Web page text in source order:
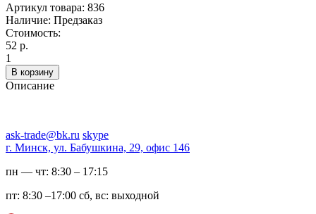
Артикул товара: 836
Наличие: Предзаказ
Стоимость:
52 р.
1
В корзину
Описание
ask-trade@bk.ru skype
г. Минск, ул. Бабушкина, 29, офис 146
пн — чт: 8:30 – 17:15
пт: 8:30 –17:00 сб, вс: выходной